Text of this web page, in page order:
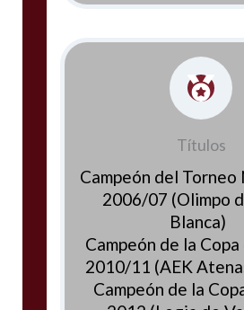
Títulos
Campeón del Torneo
2006/07 (Olimpo
Blanca)
Campeón de la
2010/11 (AEK
Campeón de la